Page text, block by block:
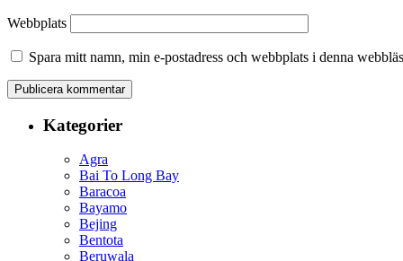
Webbplats
Spara mitt namn, min e-postadress och webbplats i denna
Kategorier
Agra
Bai To Long Bay
Baracoa
Bayamo
Bejing
Bentota
Beruwala